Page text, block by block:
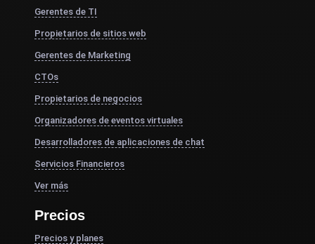
Gerentes de TI
Propietarios de sitios web
Gerentes de Marketing
CTOs
Propietarios de negocios
Organizadores de eventos virtuales
Desarrolladores de aplicaciones de chat
Servicios Financieros
Ver más
Precios
Precios y planes